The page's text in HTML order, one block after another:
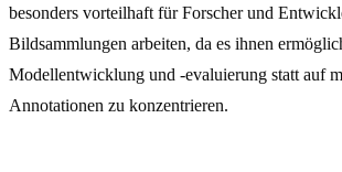
besonders vorteilhaft für Forscher und
Bildsammlungen arbeiten, da es ihnen
Modellentwicklung und -evaluierung statt auf
Annotationen zu konzentrieren.